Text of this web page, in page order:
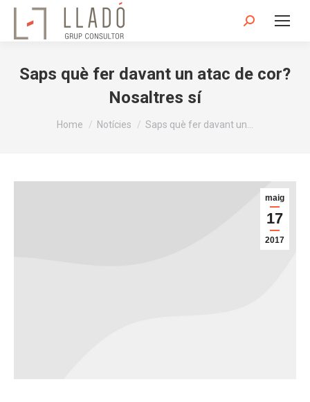
Search:
Saps què fer davant un atac de cor?
Nosaltres sí
You are here:
Home Notícies Saps què fer davant un…
maig
17
2017